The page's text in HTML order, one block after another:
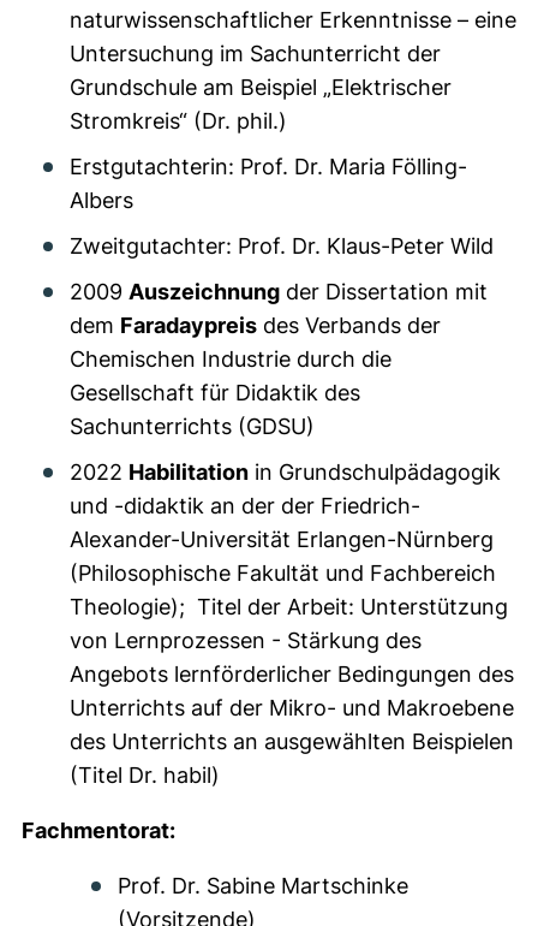
naturwissenschaftlicher Erkenntnisse – eine
Untersuchung im Sachunterricht der
Grundschule am Beispiel „Elektrischer
Stromkreis“ (Dr. phil.)
Erstgutachterin: Prof. Dr. Maria Fölling-
Albers
Zweitgutachter: Prof. Dr. Klaus-Peter Wild
2009 Auszeichnung der Dissertation mit
dem Faradaypreis des Verbands der
Chemischen Industrie durch die
Gesellschaft für Didaktik des
Sachunterrichts (GDSU)
2022 Habilitation in Grundschulpädagogik
und -didaktik an der der Friedrich-
Alexander-Universität Erlangen-Nürnberg
(Philosophische Fakultät und Fachbereich
Theologie); Titel der Arbeit: Unterstützung
von Lernprozessen - Stärkung des
Angebots lernförderlicher Bedingungen des
Unterrichts auf der Mikro- und Makroebene
des Unterrichts an ausgewählten Beispielen
(Titel Dr. habil)
Fachmentorat:
Prof. Dr. Sabine Martschinke
(Vorsitzende)